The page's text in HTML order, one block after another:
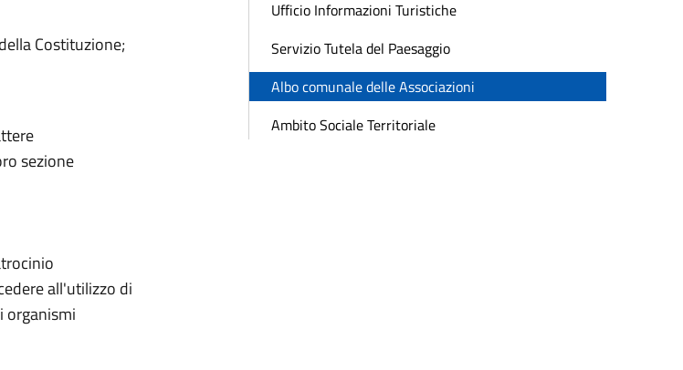
Costituzione;
sezione
all'utilizzo di
organismi
Ufficio Informazioni Turistiche
Servizio Tutela del Paesaggio
Albo comunale delle Associazioni
Ambito Sociale Territoriale